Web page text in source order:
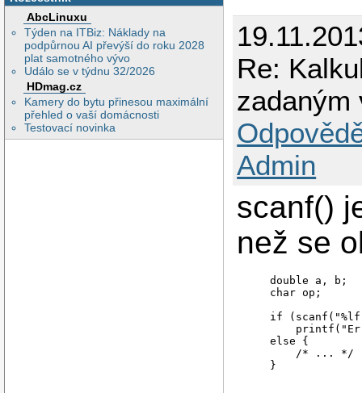
AbcLinuxu
Týden na ITBiz: Náklady na
podpůrnou AI převýší do roku 2028
plat samotného vývo
Událo se v týdnu 32/2026
HDmag.cz
Kamery do bytu přinesou maximální
přehled o vaší domácnosti
Testovací novinka
Re:
zadaným
Admin
scanf()
než se
    double a, b;
    char op;
if
    else {
        /* ... */